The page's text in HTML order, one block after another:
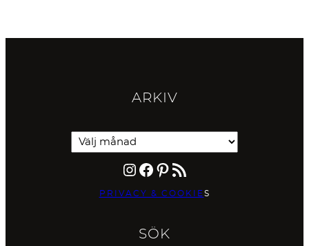
ARKIV
Instagram Facebook Pinterest RSS-flöde
PRIVACY & COOKIES
SÖK